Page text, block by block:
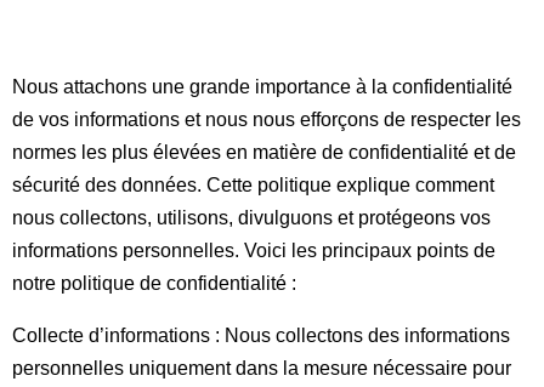
Nous attachons une grande importance à la confidentialité
de vos informations et nous nous efforçons de respecter les
normes les plus élevées en matière de confidentialité et de
sécurité des données. Cette politique explique comment
nous collectons, utilisons, divulguons et protégeons vos
informations personnelles. Voici les principaux points de
notre politique de confidentialité :
Collecte d’informations : Nous collectons des informations
personnelles uniquement dans la mesure nécessaire pour